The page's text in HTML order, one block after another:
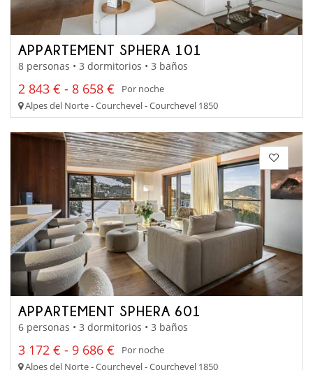
APPARTEMENT SPHERA 101
8 personas • 3 dormitorios • 3 baños
2 843 € - 8 658 €
Por noche
Alpes del Norte - Courchevel - Courchevel 1850
APPARTEMENT SPHERA 601
6 personas • 3 dormitorios • 3 baños
3 172 € - 9 686 €
Por noche
Alpes del Norte - Courchevel - Courchevel 1850